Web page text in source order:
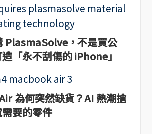
PlasmaSolve，不是買公
「永不刮傷的 iPhone」
為何突然缺貨？AI 熱潮搶
要的零件